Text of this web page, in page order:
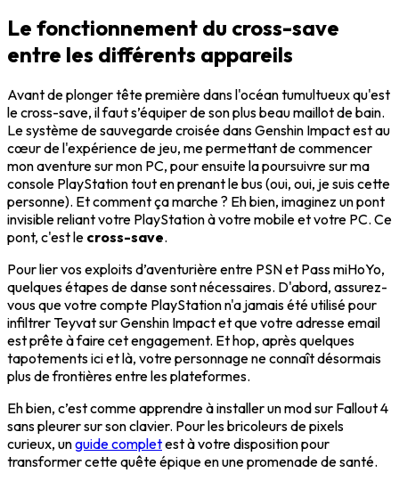
Le fonctionnement du cross-save
entre les différents appareils
Avant de plonger tête première dans l'océan tumultueux qu'est
le cross-save, il faut s’équiper de son plus beau maillot de bain.
Le système de sauvegarde croisée dans Genshin Impact est au
cœur de l'expérience de jeu, me permettant de commencer
mon aventure sur mon PC, pour ensuite la poursuivre sur ma
console PlayStation tout en prenant le bus (oui, oui, je suis cette
personne). Et comment ça marche ? Eh bien, imaginez un pont
invisible reliant votre PlayStation à votre mobile et votre PC. Ce
pont, c'est le cross-save.
Pour lier vos exploits d’aventurière entre PSN et Pass miHoYo,
quelques étapes de danse sont nécessaires. D'abord, assurez-
vous que votre compte PlayStation n'a jamais été utilisé pour
infiltrer Teyvat sur Genshin Impact et que votre adresse email
est prête à faire cet engagement. Et hop, après quelques
tapotements ici et là, votre personnage ne connaît désormais
plus de frontières entre les plateformes.
Eh bien, c’est comme apprendre à installer un mod sur Fallout 4
sans pleurer sur son clavier. Pour les bricoleurs de pixels
curieux, unguide completest à votre disposition pour
transformer cette quête épique en une promenade de santé.